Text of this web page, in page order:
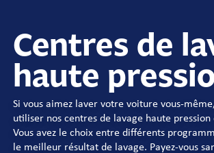
Centres de
haute
Si vous aimez laver votre voiture vous-
utiliser nos centres de lavage haute
Vous avez le choix entre différents
le meilleur résultat de lavage. Payez-vous